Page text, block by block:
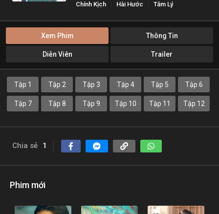
Chính Kịch Hài Hước
Tâm Lý
Xem Phim Thông Tin
Diễn Viên Trailer
Tập 1 Tập 2 Tập 3 Tập 4 Tập 5 Tập 6
Tập 7 Tập 8 Tập 9 Tập 10 Tập 11 Tập 12
Chia sẻ 1
Phim mới